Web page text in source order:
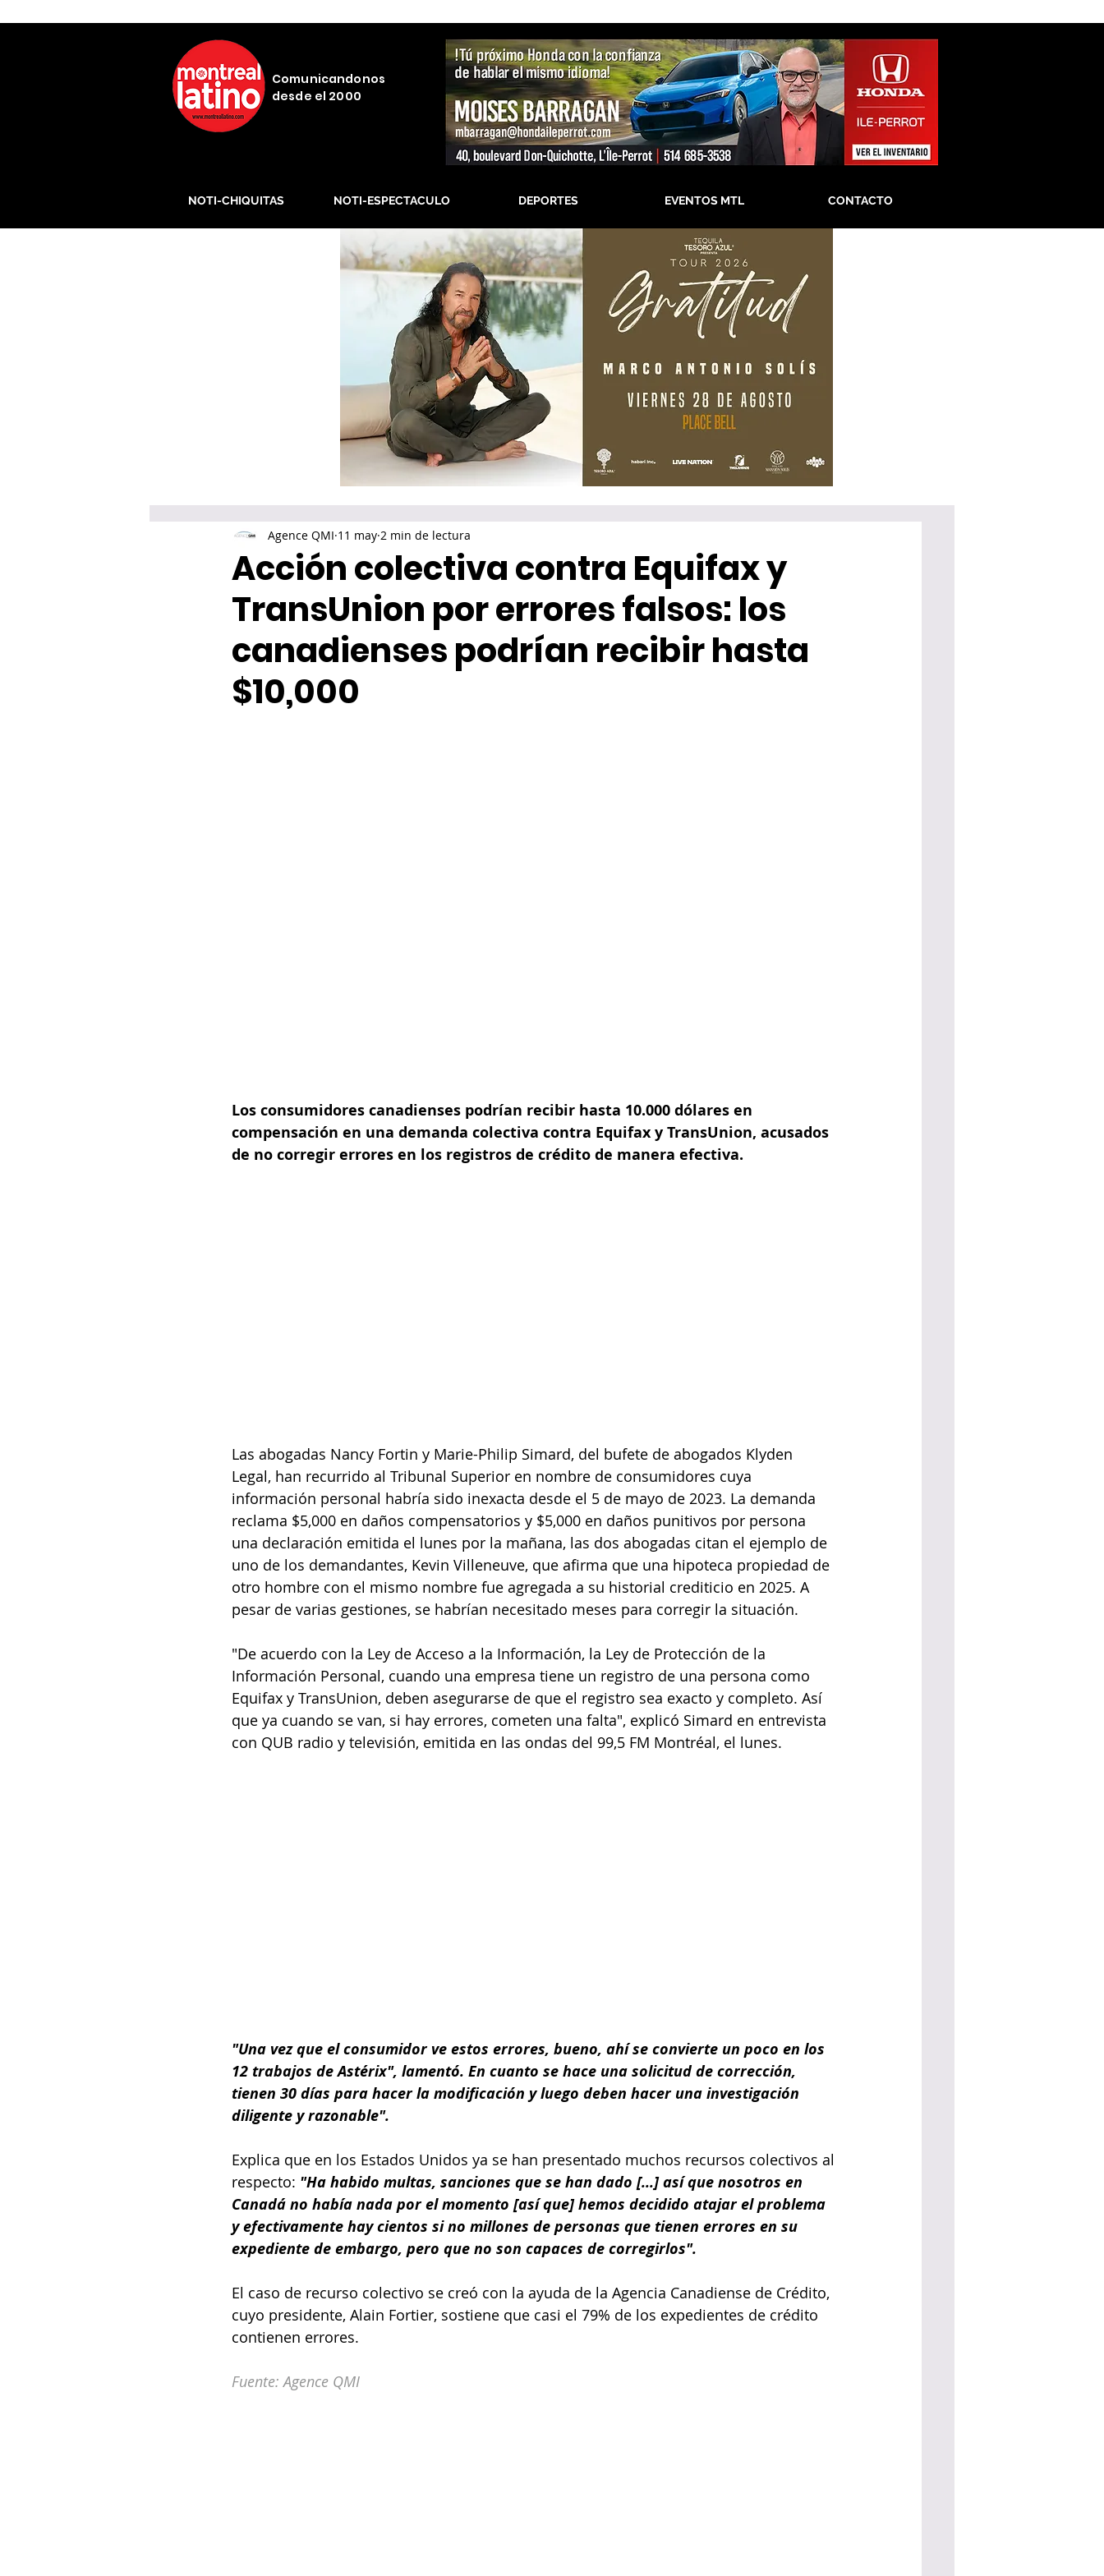
Comunicandonos
desde el 2000
NOTI-CHIQUITAS NOTI-ESPECTACULO DEPORTES EVENTOS MTL CONTACTO
Acción colectiva contra Equifax y
TransUnion por errores falsos: los
canadienses podrían recibir hasta
$10,000
Agence QMI 11 may 2 min de lectura
Los consumidores canadienses podrían recibir hasta 10.000 dólares en
compensación en una demanda colectiva contra Equifax y TransUnion, acusados
de no corregir errores en los registros de crédito de manera efectiva.
Las abogadas Nancy Fortin y Marie-Philip Simard, del bufete de abogados Klyden
Legal, han recurrido al Tribunal Superior en nombre de consumidores cuya
información personal habría sido inexacta desde el 5 de mayo de 2023. La demanda
reclama $5,000 en daños compensatorios y $5,000 en daños punitivos por persona
una declaración emitida el lunes por la mañana, las dos abogadas citan el ejemplo de
uno de los demandantes, Kevin Villeneuve, que afirma que una hipoteca propiedad de
otro hombre con el mismo nombre fue agregada a su historial crediticio en 2025. A
pesar de varias gestiones, se habrían necesitado meses para corregir la situación.
"De acuerdo con la Ley de Acceso a la Información, la Ley de Protección de la
Información Personal, cuando una empresa tiene un registro de una persona como
Equifax y TransUnion, deben asegurarse de que el registro sea exacto y completo. Así
que ya cuando se van, si hay errores, cometen una falta", explicó Simard en entrevista
con QUB radio y televisión, emitida en las ondas del 99,5 FM Montréal, el lunes.
"Una vez que el consumidor ve estos errores, bueno, ahí se convierte un poco en los
12 trabajos de Astérix", lamentó. En cuanto se hace una solicitud de corrección,
tienen 30 días para hacer la modificación y luego deben hacer una investigación
diligente y razonable".
Explica que en los Estados Unidos ya se han presentado muchos recursos colectivos al
respecto: "Ha habido multas, sanciones que se han dado [...] así que nosotros en
Canadá no había nada por el momento [así que] hemos decidido atajar el problema
y efectivamente hay cientos si no millones de personas que tienen errores en su
expediente de embargo, pero que no son capaces de corregirlos".
El caso de recurso colectivo se creó con la ayuda de la Agencia Canadiense de Crédito,
cuyo presidente, Alain Fortier, sostiene que casi el 79% de los expedientes de crédito
contienen errores.
Fuente: Agence QMI